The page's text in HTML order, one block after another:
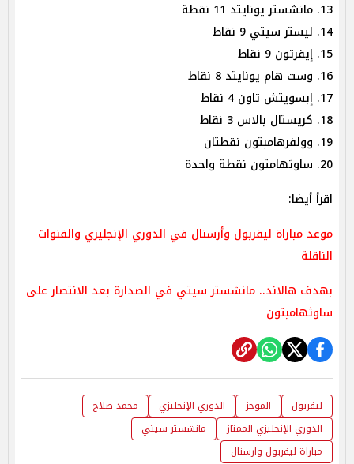
13. مانشستر يونايتد 11 نقطة
14. ليستر سيتي 9 نقاط
15. إيفرتون 9 نقاط
16. وست هام يونايتد 8 نقاط
17. إبسويتش تاون 4 نقاط
18. كريستال بالاس 3 نقاط
19. وولفرهامبتون نقطتان
20. ساوثهامتون نقطة واحدة
اقرأ أيضا:
موعد مباراة ليفربول وأرسنال في الدوري الإنجليزي والقنوات
الناقلة
بهدف هالاند.. مانشستر سيتي في الصدارة بعد الانتصار على
ساوثهامبتون
ليفربول الموجز الدوري الإنجليزي
محمد صلاح
الدوري الإنجليزي الممتاز
مانشستر سيتي
مباراة ليفربول وارسنال